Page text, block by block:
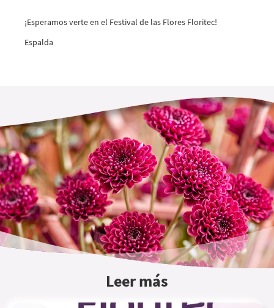
¡Esperamos verte en el Festival de las Flores Floritec!
Espalda
Leer más